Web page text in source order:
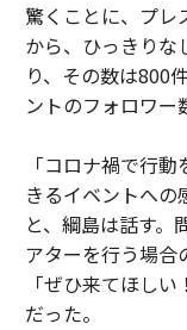
驚くことに、プレ
から、ひっきりな
り、その数は800
ントのフォロワー
「コロナ禍で行
きるイベントへの
と、綱島は話す。
アターを行う場合
「ぜひ来てほし
だった。